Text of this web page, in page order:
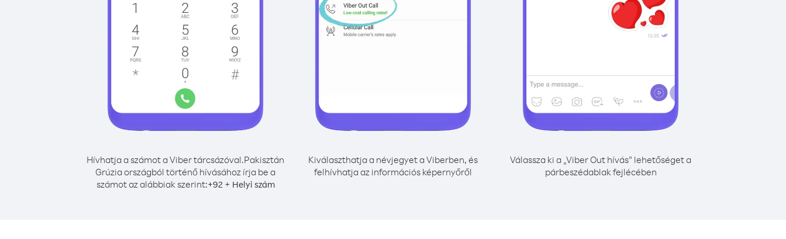
Hívhatja a számot a Viber tárcsázóval.Pakisztán
Grúzia országból történő hívásához írja be a
számot az alábbiak szerint:+92+ Helyi szám
Kiválaszthatja a névjegyet a Viberben, és
felhívhatja az információs képernyőről
Válassza ki a „Viber Out hívás” lehetőséget a
párbeszédablak fejlécében